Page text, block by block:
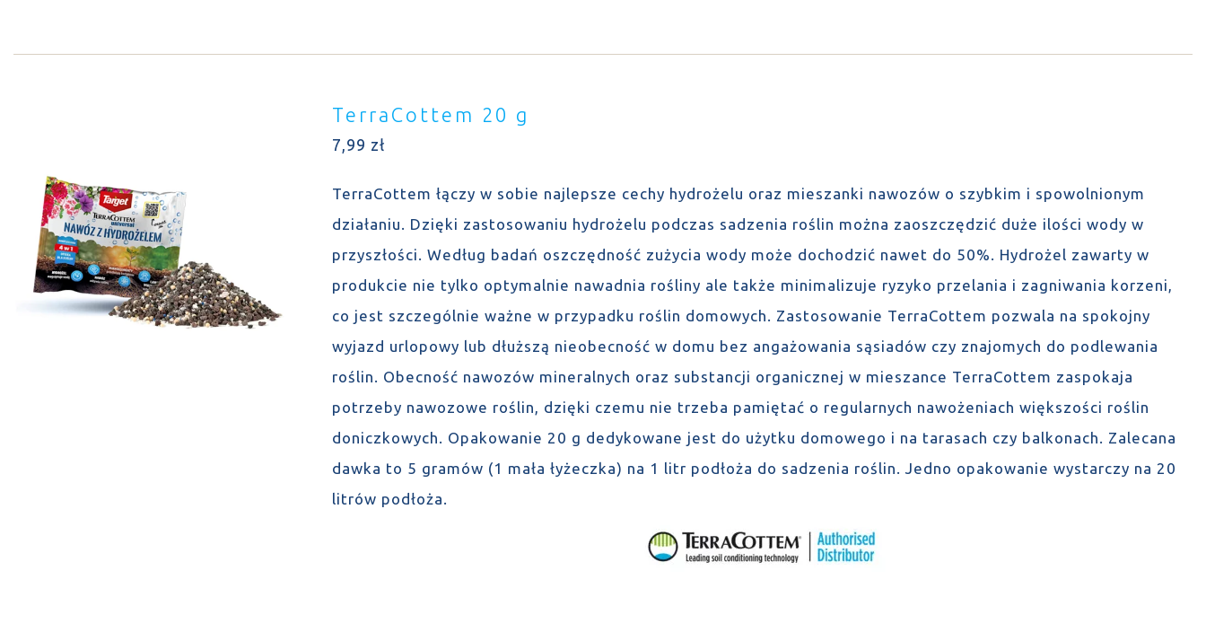
TerraCottem 20 g
7,99 zł
TerraCottem łączy w sobie najlepsze cechy hydrożelu oraz mieszanki nawozów o szybkim i spowolnionym
działaniu. Dzięki zastosowaniu hydrożelu podczas sadzenia roślin można zaoszczędzić duże ilości wody w
przyszłości. Według badań oszczędność zużycia wody może dochodzić nawet do 50%. Hydrożel zawarty w
produkcie nie tylko optymalnie nawadnia rośliny ale także minimalizuje ryzyko przelania i zagniwania korzeni,
co jest szczególnie ważne w przypadku roślin domowych. Zastosowanie TerraCottem pozwala na spokojny
wyjazd urlopowy lub dłuższą nieobecność w domu bez angażowania sąsiadów czy znajomych do podlewania
roślin. Obecność nawozów mineralnych oraz substancji organicznej w mieszance TerraCottem zaspokaja
potrzeby nawozowe roślin, dzięki czemu nie trzeba pamiętać o regularnych nawożeniach większości roślin
doniczkowych. Opakowanie 20 g dedykowane jest do użytku domowego i na tarasach czy balkonach. Zalecana
dawka to 5 gramów (1 mała łyżeczka) na 1 litr podłoża do sadzenia roślin. Jedno opakowanie wystarczy na 20
litrów podłoża.